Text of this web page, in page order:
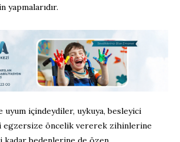
yapmalarıdır.
uyum içindeydiler, uykuya, besleyici
egzersize öncelik vererek zihinlerine